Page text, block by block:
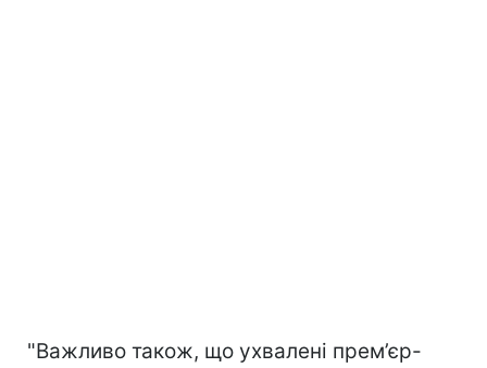
"Важливо також, що ухвалені прем’єр-